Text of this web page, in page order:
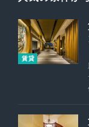
賃貸